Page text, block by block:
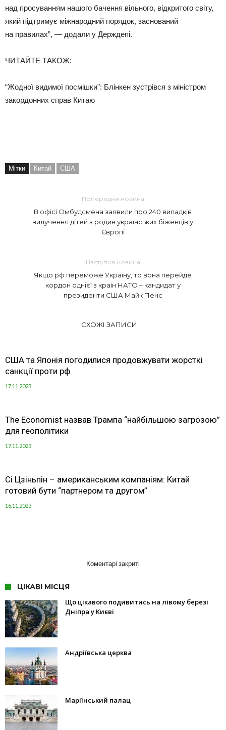
над просуванням нашого бачення вільного, відкритого світу,
який підтримує міжнародний порядок, заснований
на правилах”, — додали у Держдепі.
ЧИТАЙТЕ ТАКОЖ:
“Жодної видимої посмішки”: Блінкен зустрівся з міністром
закордонних справ Китаю
Мітки Китай США
Попередня новина
В офісі Омбудсмена заявили про 240 випадків
вилучення дітей з родин українських біженців у
Європі
Наступна новина
Якщо рф переможе Україну, то вона перейде
кордон однієї з країн НАТО – кандидат у
президенти США Майк Пенс
СХОЖІ ЗАПИСИ
США та Японія погодилися продовжувати жорсткі
санкції проти рф
17.11.2023
The Economist назвав Трампа “найбільшою загрозою”
для геополітики
17.11.2023
Сі Цзіньпін – американським компаніям: Китай
готовий бути “партнером та другом”
16.11.2023
Коментарі закриті
ЦІКАВІ МІСЦЯ
Що цікавого подивитись на лівому березі
Дніпра у Києві
Андріївська церква
Маріїнський палац